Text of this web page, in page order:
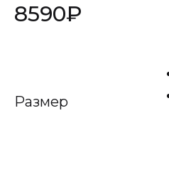
8590₽
Размер